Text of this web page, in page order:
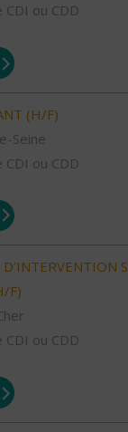
ou CDD
(H/F)
Seine
ou CDD
F)
ou CDD